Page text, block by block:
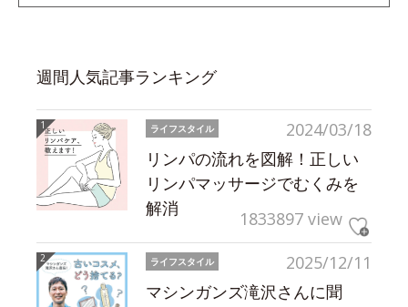
週間人気記事ランキング
2024/03/18
ライフスタイル
リンパの流れを図解！正しい
リンパマッサージでむくみを
解消
1833897 view
2025/12/11
ライフスタイル
マシンガンズ滝沢さんに聞